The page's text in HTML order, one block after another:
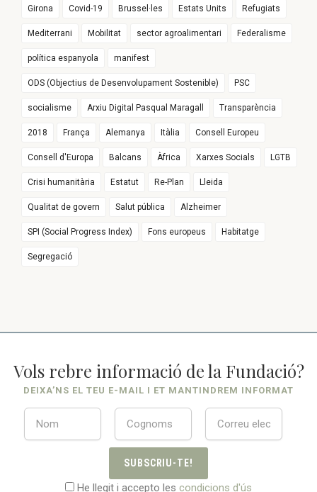
Girona Covid-19 Brussel·les Estats Units Refugiats
Mediterrani Mobilitat sector agroalimentari Federalisme
política espanyola manifest
ODS (Objectius de Desenvolupament Sostenible) PSC
socialisme Arxiu Digital Pasqual Maragall Transparència
2018 França Alemanya Itàlia Consell Europeu
Consell d'Europa Balcans Àfrica Xarxes Socials LGTB
Crisi humanitària Estatut Re-Plan Lleida
Qualitat de govern Salut pública Alzheimer
SPI (Social Progress Index) Fons europeus Habitatge
Segregació
Vols rebre informació de la Fundació?
DEIXA’NS EL TEU E-MAIL I ET MANTINDREM INFORMAT
SUBSCRIU-TE!
He llegit i accepto les condicions d'ús